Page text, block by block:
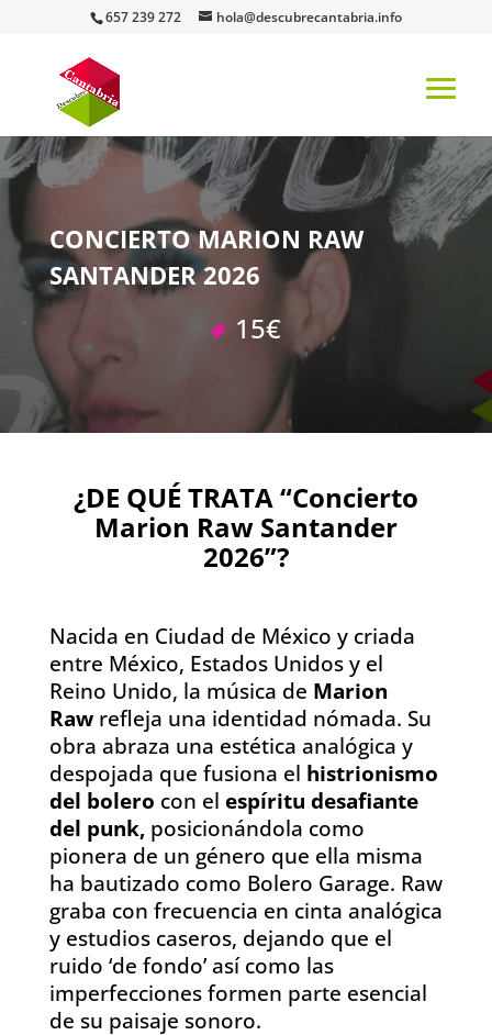
657 239 272 hola@descubrecantabria.info
CONCIERTO MARION RAW
SANTANDER 2026
15€
¿DE QUÉ TRATA “Concierto
Marion Raw Santander
2026”?
Nacida en Ciudad de México y criada
entre México, Estados Unidos y el
Reino Unido, la música de Marion
Rawrefleja una identidad nómada. Su
obra abraza una estética analógica y
despojada que fusiona el histrionismo
del bolero con el espíritu desafiante
del punk,posicionándola como
pionera de un género que ella misma
ha bautizado como Bolero Garage. Raw
graba con frecuencia en cinta analógica
y estudios caseros, dejando que el
ruido ‘de fondo’ así como las
imperfecciones formen parte esencial
de su paisaje sonoro.